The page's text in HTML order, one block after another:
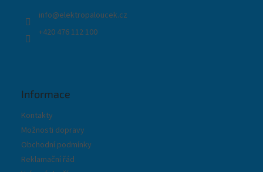
info@elektropaloucek.cz
+420 476 112 100
Informace
Kontakty
Možnosti dopravy
Obchodní podmínky
Reklamační řád